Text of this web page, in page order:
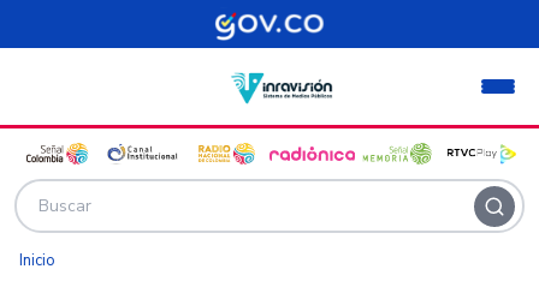
Pasar al contenido principal
Inicio